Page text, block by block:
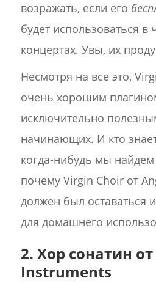
возражать, если его
будет использоваться в
концертах. Увы, их
Несмотря на все это,
очень хорошим
исключительно
начинающих. И кто
когда-нибудь мы
почему Virgin Choir от
должен был оставаться
для домашнего
2. Хор сонатин
Instruments